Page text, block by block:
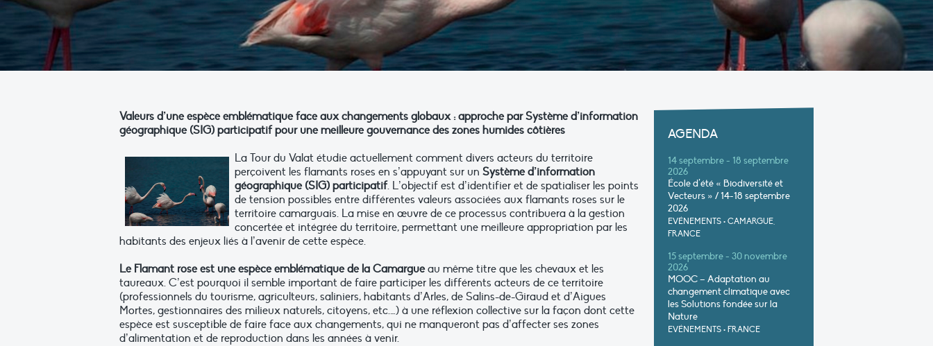
Valeurs d’une espèce emblématique face aux changements globaux : approche par Système d’information
géographique (SIG) participatif pour une meilleure gouvernance des zones humides côtières
La Tour du Valat étudie actuellement comment divers acteurs du territoire
perçoivent les flamants roses en s’appuyant sur un Système d’information
géographique (SIG) participatif. L’objectif est d’identifier et de spatialiser les points
de tension possibles entre différentes valeurs associées aux flamants roses sur le
territoire camarguais. La mise en œuvre de ce processus contribuera à la gestion
concertée et intégrée du territoire, permettant une meilleure appropriation par les
habitants des enjeux liés à l’avenir de cette espèce.
Le Flamant rose est une espèce emblématique de la Camargueau même titre que les chevaux et les
taureaux. C’est pourquoi il semble important de faire participer les différents acteurs de ce territoire
(professionnels du tourisme, agriculteurs, saliniers, habitants d’Arles, de Salins-de-Giraud et d’Aigues
Mortes, gestionnaires des milieux naturels, citoyens, etc.…) à une réflexion collective sur la façon dont cette
espèce est susceptible de faire face aux changements, qui ne manqueront pas d’affecter ses zones
d’alimentation et de reproduction dans les années à venir.
AGENDA
14 septembre - 18 septembre
2026
École d’été « Biodiversité et
Vecteurs » / 14-18 septembre
2026
EVÉNEMENTS • CAMARGUE,
FRANCE
15 septembre - 30 novembre
2026
MOOC – Adaptation au
changement climatique avec
les Solutions fondée sur la
Nature
EVÉNEMENTS • FRANCE